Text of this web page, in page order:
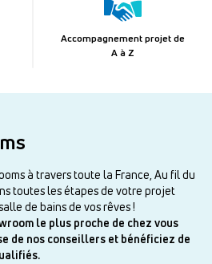
Accompagnement projet de
A à Z
à travers toute la France, Au fil du
toutes les étapes de votre projet
de bains de vos rêves !
le plus proche de chez vous
de nos conseillers et bénéficiez de